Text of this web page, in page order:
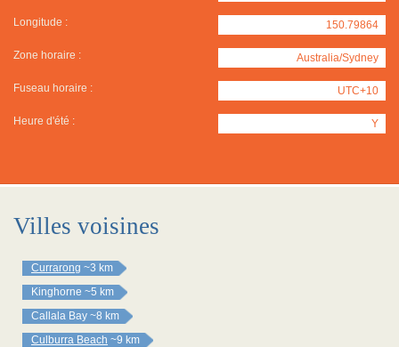
Longitude : 150.79864
Zone horaire : Australia/Sydney
Fuseau horaire : UTC+10
Heure d'été : Y
Villes voisines
Currarong ~3 km
Kinghorne ~5 km
Callala Bay ~8 km
Culburra Beach ~9 km